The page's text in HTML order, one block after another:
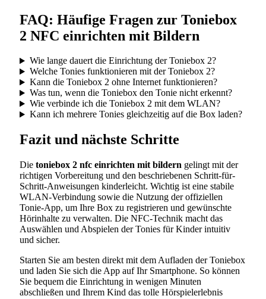
FAQ: Häufige Fragen zur Toniebox
2 NFC einrichten mit Bildern
Wie lange dauert die Einrichtung der Toniebox 2?
Welche Tonies funktionieren mit der Toniebox 2?
Kann die Toniebox 2 ohne Internet funktionieren?
Was tun, wenn die Toniebox den Tonie nicht erkennt?
Wie verbinde ich die Toniebox 2 mit dem WLAN?
Kann ich mehrere Tonies gleichzeitig auf die Box laden?
Fazit und nächste Schritte
Die toniebox 2 nfc einrichten mit bildern gelingt mit der
richtigen Vorbereitung und den beschriebenen Schritt-für-
Schritt-Anweisungen kinderleicht. Wichtig ist eine stabile
WLAN-Verbindung sowie die Nutzung der offiziellen
Tonie-App, um Ihre Box zu registrieren und gewünschte
Hörinhalte zu verwalten. Die NFC-Technik macht das
Auswählen und Abspielen der Tonies für Kinder intuitiv
und sicher.
Starten Sie am besten direkt mit dem Aufladen der Toniebox
und laden Sie sich die App auf Ihr Smartphone. So können
Sie bequem die Einrichtung in wenigen Minuten
abschließen und Ihrem Kind das tolle Hörspielerlebnis